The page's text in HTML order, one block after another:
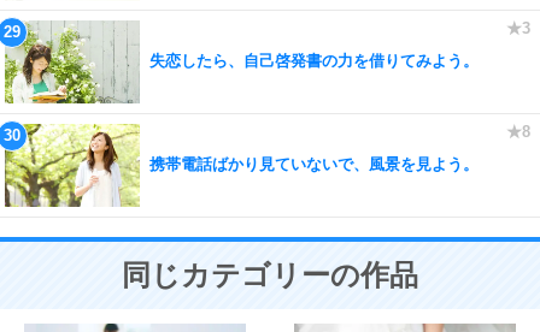
失恋したら、自己啓発書の力を借りてみよう。
携帯電話ばかり見ていないで、風景を見よう。
同じカテゴリーの作品